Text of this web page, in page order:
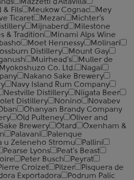
Mazzetti d'Altavilla
& Fils Meukow Cognac
Mey
Ticaret
Mezan
Michter's
Mijnaberd
Milestone
& Tradition
Minami Alps Wine
Moet Hennessy
Molinari
Distillery
Mount Gay
Muirhead's
Muller de
Myokoshuzo Co. Ltd.
Nagai
Nakano Sake Brewery
Navy Island Rum Company
Nestville Distillery
Niigata Beer
Distillery Nonino
Novabev
Ohanyan Brandy Company
Old Pulteney
Oliver and
Brewery Otard
Oxenham &
Palavani
Palenque
u Zeleneho Stromu
Pallini
Pearse Lyons
Peat's Beast
Peter Busch
Peyrat
Croizet Pilzer
Pisquera de
Exportadora
Podrum Palic